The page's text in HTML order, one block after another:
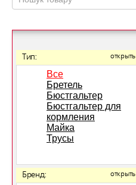
Тип: открыть
Все
Бретель
Бюстгальтер
Бюстгальтер для
кормления
Майка
Трусы
Бренд: открыть